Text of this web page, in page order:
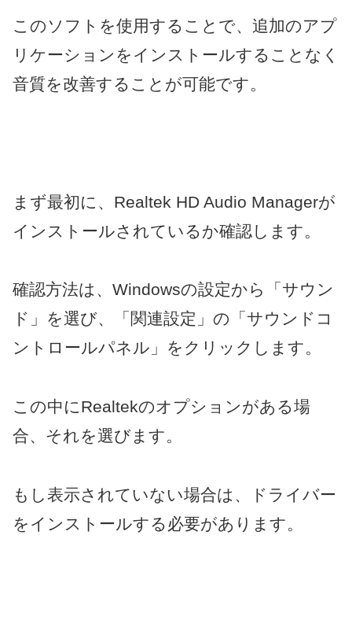
このソフトを使用することで、追加のアプ
リケーションをインストールすることなく
音質を改善することが可能です。
まず最初に、Realtek HD Audio Managerが
インストールされているか確認します。
確認方法は、Windowsの設定から「サウン
ド」を選び、「関連設定」の「サウンドコ
ントロールパネル」をクリックします。
この中にRealtekのオプションがある場
合、それを選びます。
もし表示されていない場合は、ドライバー
をインストールする必要があります。